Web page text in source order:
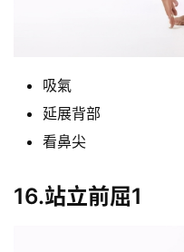
吸氣
延展背部
看鼻尖
16.站立前屈1